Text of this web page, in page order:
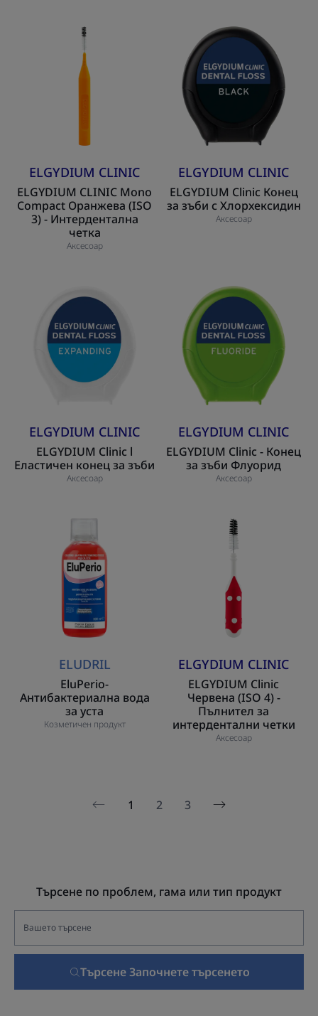
ELGYDIUM
CLINIC
Mono
Compact
-
четка
ELGYDIUM CLINIC
ELGYDIUM CLINIC Mono
Compact Оранжева (ISO
3) - Интердентална
четка
Аксесоар
ELGYDIUM
Clinic
Конец
за
зъби
Хлорхексидин
ELGYDIUM CLINIC
ELGYDIUM Clinic Конец
за зъби с Хлорхексидин
Аксесоар
Clinic
Еластичен
конец
зъби
ELGYDIUM CLINIC
ELGYDIUM Clinic l
Еластичен конец за зъби
Аксесоар
ELGYDIUM
Clinic
Конец
за
Флуорид
ELGYDIUM CLINIC
ELGYDIUM Clinic - Конец
за зъби Флуорид
Аксесоар
вода
за
уста
ELUDRIL
EluPerio-
Антибактериална вода
за уста
Козметичен продукт
ELGYDIUM
Clinic
Червена
4)
-
Пълнител
за
четки
ELGYDIUM CLINIC
ELGYDIUM Clinic
Червена (ISO 4) -
Пълнител за
интердентални четки
Аксесоар
Предишна
1 2 3
Следваща
Търсене по проблем, гама или тип продукт
Търсене Започнете търсенето